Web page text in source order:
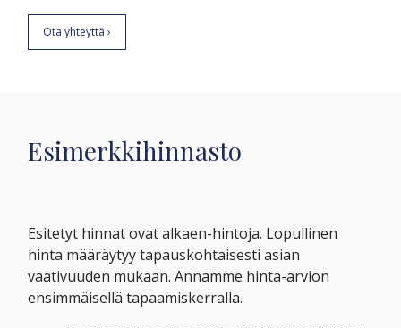
Ota yhteyttä ›
Esimerkkihinnasto
Esitetyt hinnat ovat alkaen-hintoja. Lopullinen
hinta määräytyy tapauskohtaisesti asian
vaativuuden mukaan. Annamme hinta-arvion
ensimmäisellä tapaamiskerralla.